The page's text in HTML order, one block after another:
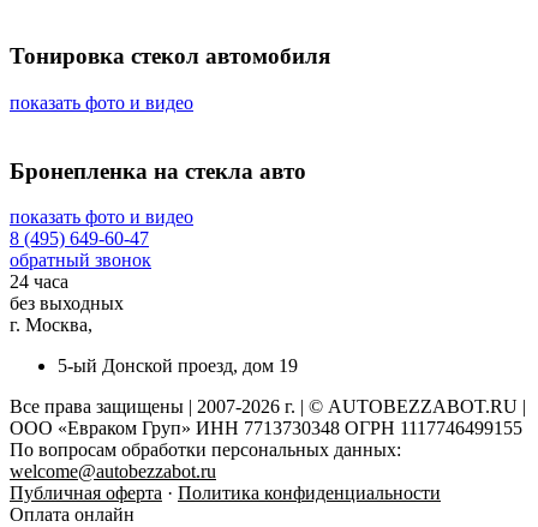
Тонировка стекол автомобиля
показать фото и видео
Бронепленка на стекла авто
показать фото и видео
8 (495) 649-60-47
обратный звонок
24 часа
без выходных
г. Москва,
5-ый Донской проезд, дом 19
Все права защищены | 2007-2026 г. | © AUTOBEZZABOT.RU |
ООО «Евраком Груп» ИНН 7713730348 ОГРН 1117746499155
По вопросам обработки персональных данных:
welcome@autobezzabot.ru
Публичная оферта · Политика конфиденциальности
Оплата онлайн